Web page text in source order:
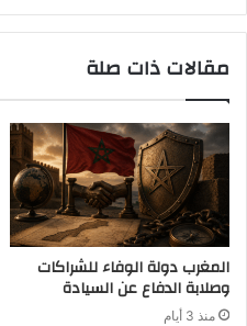
مقالات ذات صلة
المغرب دولة الوفاء للشراكات
وصلابة الدفاع عن السيادة
منذ 3 أيام